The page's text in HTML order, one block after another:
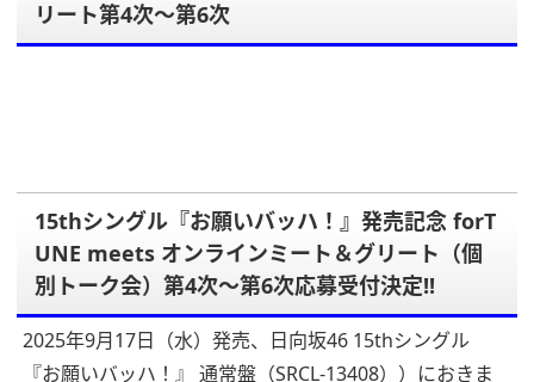
リート第4次～第6次
15thシングル『お願いバッハ！』発売記念 forT
UNE meets オンラインミート＆グリート（個
別トーク会）第4次～第6次応募受付決定!!
2025年9月17日（水）発売、日向坂46 15thシングル
『お願いバッハ！』 通常盤（SRCL-13408））におきま